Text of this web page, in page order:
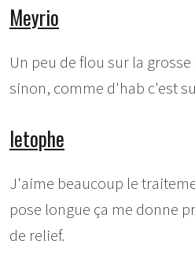
Meyrio
Un peu de flou sur la
sinon, comme d'hab c'est
letophe
J'aime beaucoup le
pose longue ça me donne
de relief.